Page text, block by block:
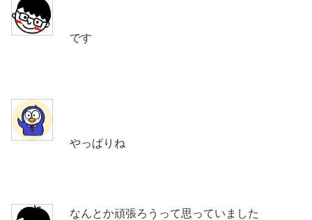
です
やっぱりね
なんとか頑張ろうって思っていました